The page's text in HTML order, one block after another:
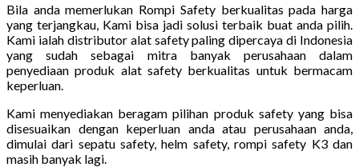
Bila anda memerlukan Rompi Safety berkualitas pada harga
yang terjangkau, Kami bisa jadi solusi terbaik buat anda pilih.
Kami ialah distributor alat safety paling dipercaya di Indonesia
yang sudah sebagai mitra banyak perusahaan dalam
penyediaan produk alat safety berkualitas untuk bermacam
keperluan.
Kami menyediakan beragam pilihan produk safety yang bisa
disesuaikan dengan keperluan anda atau perusahaan anda,
dimulai dari sepatu safety, helm safety, rompi safety K3 dan
masih banyak lagi.